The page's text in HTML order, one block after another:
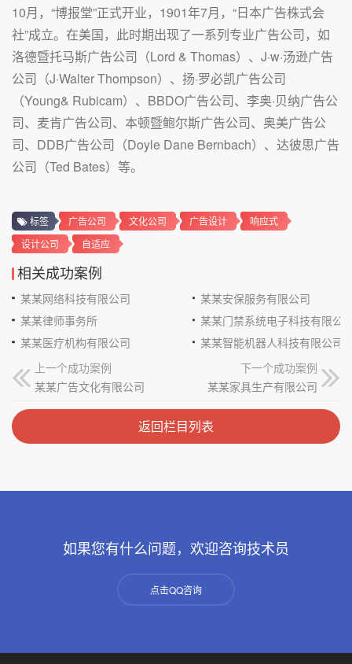
10月，“博报堂”正式开业，1901年7月，“日本广告株式会
社”成立。在美国，此时期出现了一系列专业广告公司，如
洛德暨托马斯广告公司（Lord & Thomas）、J·w·汤逊广告
公司（J·Walter Thompson）、扬·罗必凯广告公司
（Young& Rubicam）、BBDO广告公司、李奥·贝纳广告公
司、麦肯广告公司、本顿暨鲍尔斯广告公司、奥美广告公
司、DDB广告公司（Doyle Dane Bernbach）、达彼思广告
公司（Ted Bates）等。
标签 广告公司 文化公司 广告设计
响应式
设计公司
自适应
相关成功案例
某某网络科技有限公司
某某安保服务有限公司
某某律师事务所
某某门禁系统电子科技有限公
某某医疗机构有限公司
某某智能机器人科技有限公司
上一个成功案例
某某广告文化有限公司
下一个成功案例
某某家具生产有限公司
返回栏目列表
如果您有什么问题，欢迎咨询技术员
点击QQ咨询